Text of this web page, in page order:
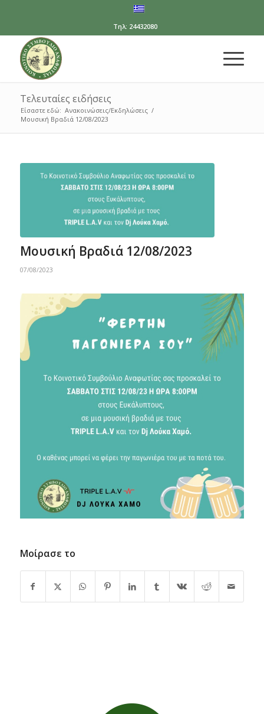
Τηλ: 24432080
Τελευταίες ειδήσεις
Είσαστε εδώ: Ανακοινώσεις/Εκδηλώσεις /
Μουσική Βραδιά 12/08/2023
Μουσική Βραδιά 12/08/2023
07/08/2023
Μοίρασε το